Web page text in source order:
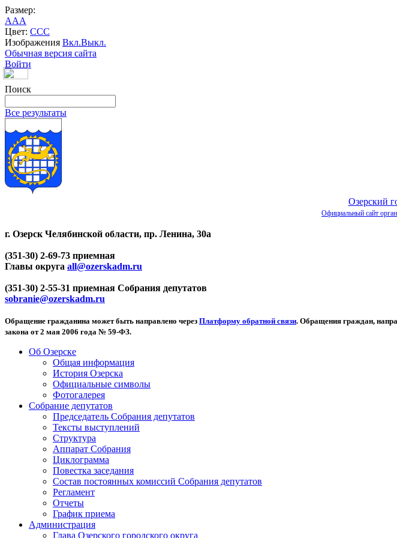
Размер:
AAA
Цвет: CCC
Изображения Вкл.Выкл.
Обычная версия сайта
Войти
Поиск
Все результаты
Озерский
Официальный сайт
г. Озерск Челябинской области, пр. Ленина, 30а
(351-30) 2-69-73 приемная
Главы округа all@ozerskadm.ru
(351-30) 2-55-31 приемная Собрания депутатов
sobranie@ozerskadm.ru
Обращение гражданина может быть направлено через Платформу обратной связи. Обращения граждан,
закона от 2 мая 2006 года № 59-ФЗ.
Об Озерске
Общая информация
История Озерска
Официальные символы
Фотогалерея
Собрание депутатов
Председатель Собрания депутатов
Тексты выступлений
Структура
Аппарат Собрания
Циклограмма
Повестка заседания
Состав постоянных комиссий Собрания депутатов
Регламент
Отчеты
График приема
Администрация
Глава Озерского городского округа